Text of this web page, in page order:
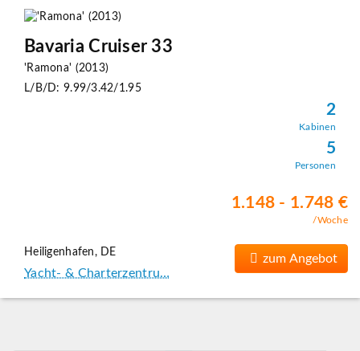
Bavaria Cruiser 33
'Ramona' (2013)
L/B/D: 9.99/3.42/1.95
2
Kabinen
5
Personen
1.148 - 1.748 €
/Woche
Heiligenhafen, DE
Yacht- & Charterzentru…
zum Angebot